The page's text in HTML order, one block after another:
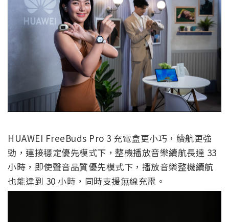
HUAWEI FreeBuds Pro 3 充電盒更小巧，續航更強
勁，連接穩定優先模式下，整機播放音樂續航長達 33
小時，即使聲音品質優先模式下，播放音樂整機續航
也能達到 30 小時，同時支援無線充電。